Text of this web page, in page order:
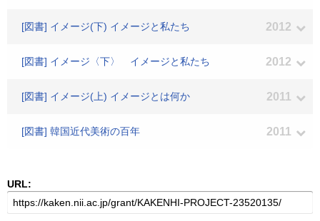
[図書] イメージ(下) イメージと私たち 2012
[図書] イメージ〈下〉 イメージと私たち 2012
[図書] イメージ(上) イメージとは何か 2011
[図書] 韓国近代美術の百年 2011
URL: